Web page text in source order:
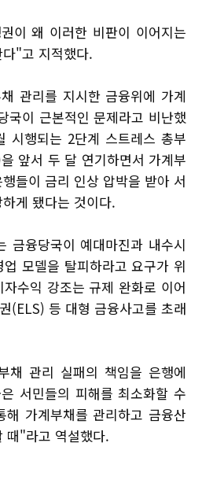
이 왜 이러한 비판이 이어지는
"고 지적했다.
관리를 지시한 금융위에 가계
국이 근본적인 문제라고 비난했
시행되는 2단계 스트레스 총부
앞서 두 달 연기하면서 가계부
들이 금리 인상 압박을 받아 서
게 됐다는 것이다.
금융당국이 예대마진과 내수시
모델을 탈피하라고 요구가 위
수익 강조는 규제 완화로 이어
(ELS) 등 대형 금융사고를 초래
채 관리 실패의 책임을 은행에
서민들의 피해를 최소화할 수
가계부채를 관리하고 금융산
때"라고 역설했다.